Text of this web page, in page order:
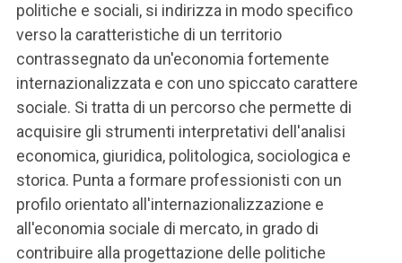
politiche e sociali, si indirizza in modo specifico
verso la caratteristiche di un territorio
contrassegnato da un'economia fortemente
internazionalizzata e con uno spiccato carattere
sociale. Si tratta di un percorso che permette di
acquisire gli strumenti interpretativi dell'analisi
economica, giuridica, politologica, sociologica e
storica. Punta a formare professionisti con un
profilo orientato all'internazionalizzazione e
all'economia sociale di mercato, in grado di
contribuire alla progettazione delle politiche